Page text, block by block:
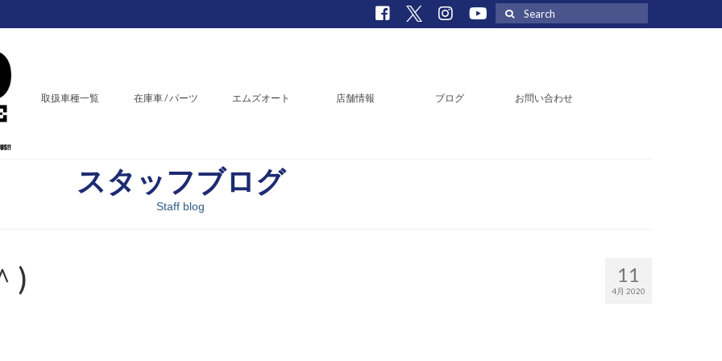
Search
for:
取扱車種一覧 在庫車 / パーツ エムズオート 店舗情報 ブログ お問い合わせ
スタッフブログ
Staff blog
11
4月 2020
)